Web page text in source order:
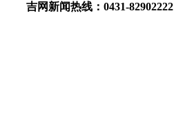
吉网新闻热线：0431-82902222